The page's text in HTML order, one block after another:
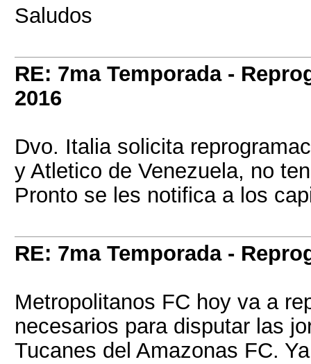
Saludos
RE: 7ma Temporada -
2016
Dvo. Italia solicita
y Atletico de Venezuela, no
Pronto se les notifica a los
RE: 7ma Temporada -
Metropolitanos FC hoy va a
necesarios para disputar las
Tucanes del Amazonas FC.